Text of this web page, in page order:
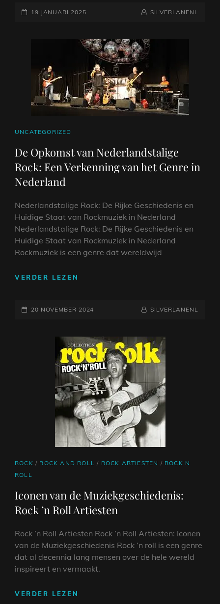
VAN
EEN
DIEPGAANDE
VERKENNING
VAN
IMPROVISATIE
EN
RITME
GEPLAATST
19 JANUARI 2025 NAAMREGEL
BYLINE
SILVERLANENL
CAT
UNCATEGORIZED
De Opkomst van Nederlandstalige
Rock: Een Verkenning van het Genre in
Nederland
Nederlandstalige Rock: De Rijke Geschiedenis en
Huidige Staat van Rockmuziek in Nederland
Nederlandstalige Rock: De Rijke Geschiedenis en
Huidige Staat van Rockmuziek in Nederland
Rockmuziek is een genre dat wereldwijd
VERDER LEZEN
NEDERLANDSTALIGE
VERKENNING
VAN
HET
GENRE
IN
NEDERLAND
GEPLAATST
20 NOVEMBER 2024 NAAMREGEL
BYLINE
SILVERLANENL
CAT
LINKS
ROCK / ROCK AND ROLL / ROCK ARTIESTEN / ROCK N
ROLL
Iconen van de Muziekgeschiedenis:
Rock ’n Roll Artiesten
Rock ’n Roll Artiesten Rock ’n Roll Artiesten: Iconen
van de Muziekgeschiedenis Rock ’n roll is een genre
dat al decennia lang mensen over de hele wereld
inspireert en vermaakt.
VERDER LEZEN